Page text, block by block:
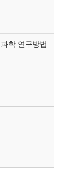
학 연구방법